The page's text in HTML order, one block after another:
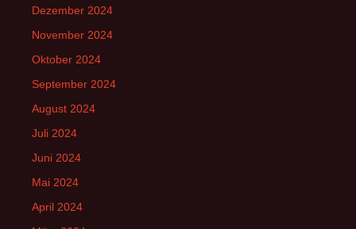
Dezember 2024
November 2024
Oktober 2024
September 2024
August 2024
Juli 2024
Juni 2024
Mai 2024
April 2024